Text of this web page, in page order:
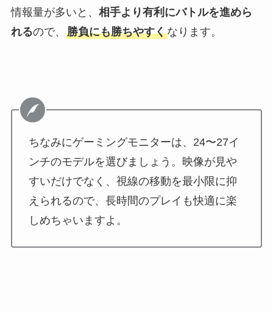
情報量が多いと、 相手より有利にバトルを進めら
れるので、 勝負にも勝ちやすくなります。
ちなみにゲーミングモニターは、24〜27イ
ンチのモデルを選びましょう。映像が見や
すいだけでなく、視線の移動を最小限に抑
えられるので、長時間のプレイも快適に楽
しめちゃいますよ。